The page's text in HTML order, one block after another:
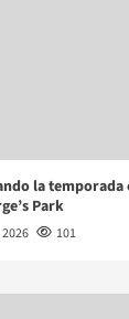
la temporada
Park
101